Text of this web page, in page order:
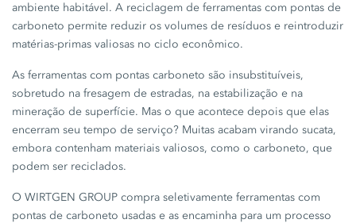
ambiente habitável. A reciclagem de ferramentas com pontas de
carboneto permite reduzir os volumes de resíduos e reintroduzir
matérias-primas valiosas no ciclo econômico.
As ferramentas com pontas carboneto são insubstituíveis,
sobretudo na fresagem de estradas, na estabilização e na
mineração de superfície. Mas o que acontece depois que elas
encerram seu tempo de serviço? Muitas acabam virando sucata,
embora contenham materiais valiosos, como o carboneto, que
podem ser reciclados.
O WIRTGEN GROUP compra seletivamente ferramentas com
pontas de carboneto usadas e as encaminha para um processo